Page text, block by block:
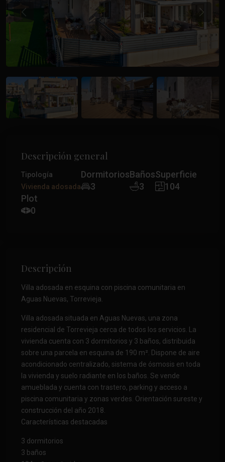
Anterior
Descripción general
Tipología
Vivienda adosada
Dormitorios
3
Baños
3
Superficie
104
Plot
0
Descripción
Villa adosada en esquina con piscina comunitaria en
Aguas Nuevas, Torrevieja.
Villa adosada situada en Aguas Nuevas, una zona
residencial de Torrevieja cerca de todos los servicios. La
vivienda cuenta con 3 dormitorios y 3 baños, distribuida
sobre una parcela en esquina de 190 m². Dispone de aire
acondicionado centralizado, sistema de ósmosis en toda
la vivienda y suelo radiante en los baños. Se vende
amueblada y cuenta con trastero, parking y acceso a
piscina comunitaria y zonas verdes. Orientación sureste y
construcción del año 2018.
Características destacadas
3 dormitorios
3 baños